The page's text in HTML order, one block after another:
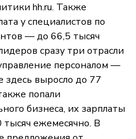
hh.ru. Также
у специалистов по
— до 66,5 тысяч
сразу три отрасли
персоналом —
выросло до 77
попали
бизнеса, их зарплаты
ежемесячно. В